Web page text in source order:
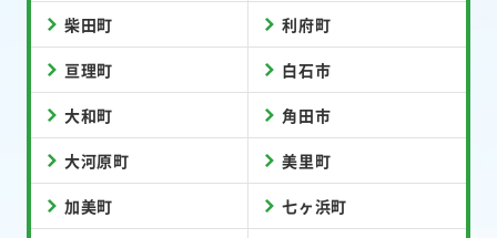
柴田町 利府町
亘理町 白石市
大和町 角田市
大河原町 美里町
加美町 七ヶ浜町